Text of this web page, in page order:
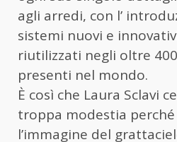
agli arredi, con l’
sistemi nuovi e
riutilizzati negli oltre
presenti nel mondo.
È così che Laura Sclavi
troppa modestia perché
l’immagine del